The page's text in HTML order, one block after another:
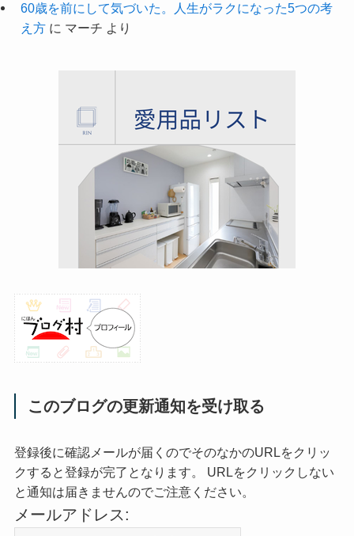
60歳を前にして気づいた。人生がラクになった5つの考
え方に マーチ より
このブログの更新通知を受け取る
登録後に確認メールが届くのでそのなかのURLをクリッ
クすると登録が完了となります。 URLをクリックしない
と通知は届きませんのでご注意ください。
メールアドレス: